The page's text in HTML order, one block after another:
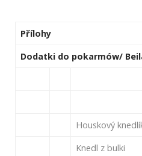
Přílohy
Dodatki do pokarmów/
Houskový
Knedl z bulki